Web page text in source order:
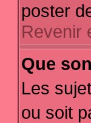
poster
Revenir
Que
Les
ou soit